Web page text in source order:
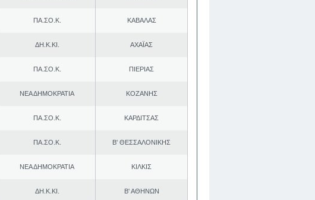
ΠΑ.ΣΟ.Κ. ΚΑΒΑΛΑΣ
ΔΗ.Κ.ΚΙ. ΑΧΑΪΑΣ
ΠΑ.ΣΟ.Κ. ΠΙΕΡΙΑΣ
ΝΕΑ ΔΗΜΟΚΡΑΤΙΑ ΚΟΖΑΝΗΣ
ΠΑ.ΣΟ.Κ. ΚΑΡΔΙΤΣΑΣ
ΠΑ.ΣΟ.Κ. Β' ΘΕΣΣΑΛΟΝΙΚΗΣ
ΝΕΑ ΔΗΜΟΚΡΑΤΙΑ ΚΙΛΚΙΣ
ΔΗ.Κ.ΚΙ. Β' ΑΘΗΝΩΝ